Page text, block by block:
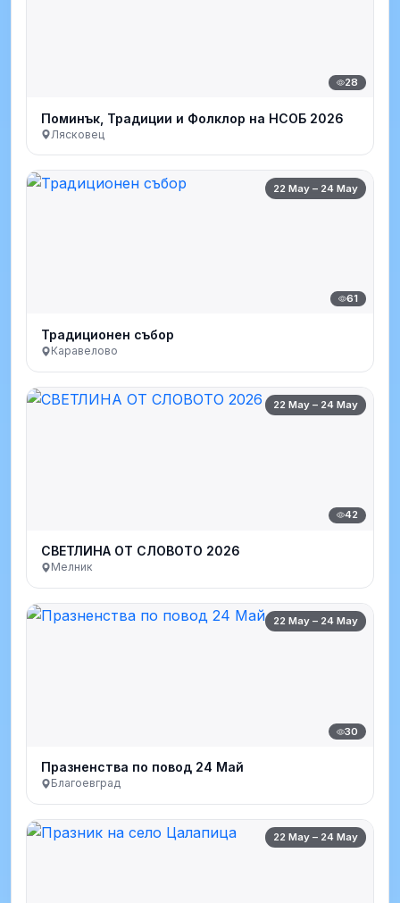
28
Поминък, Традиции и Фолклор на НСОБ 2026
Лясковец
22 May – 24 May
61
Традиционен събор
Каравелово
22 May – 24 May
42
СВЕТЛИНА ОТ СЛОВОТО 2026
Мелник
22 May – 24 May
30
Празненства по повод 24 Май
Благоевград
22 May – 24 May